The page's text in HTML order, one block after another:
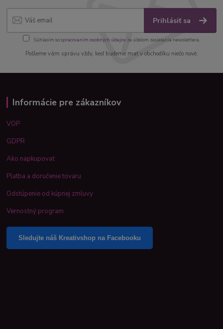
Prihlásiť sa
Súhlasím sospracovaním osobných údajov za účelom zasielania newslettera.
Pošleme vám správu vždy, keď budeme mať v obchodíku niečo nové.
Informácie pre zákazníkov
VOP
GDPR
Ako napkupovať
Platba a doručenie tovaru
Odstúpenie od kúpnej zmluvy
Vernostný program
Sledujte náš Kreativshop na Facebooku